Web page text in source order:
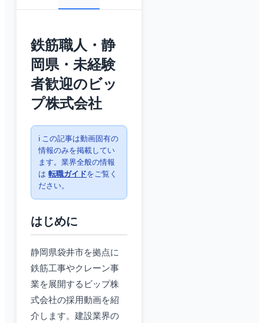
鉄筋職人・静
岡県・未経験
者歓迎のビッ
プ株式会社
ℹ️ この記事は動画固有の
情報のみを掲載してい
ます。業界全般の情報
は 転職ガイドをご覧く
ださい。
はじめに
静岡県袋井市を拠点に
鉄筋工事やクレーン事
業を展開するビップ株
式会社の採用動画を紹
介します。建設業界の